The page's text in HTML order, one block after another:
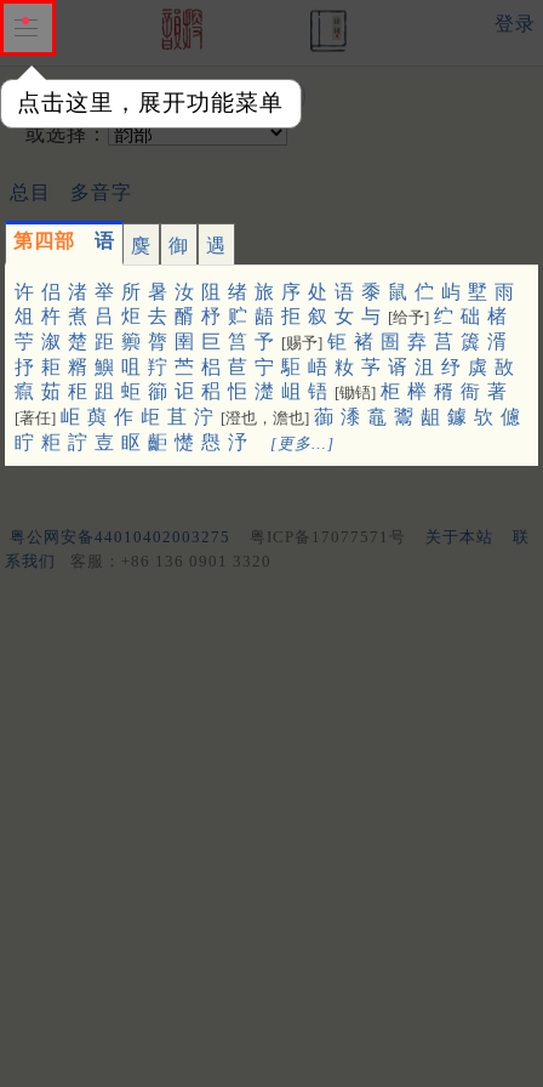
点击这里，展开功能菜单
登录
输入韵字：
或选择：
总目 多音字
第四部 语 麌 御 遇
许 侣 渚 举 所 暑 汝 阻 绪 旅 序 处 语 黍 鼠 伫 屿 墅 雨
俎 杵 煮 吕 炬 去 醑 杼 贮 龉 拒 叙 女 与 [给予] 纻 础 楮
苧 溆 楚 距 籞 膂 圉 巨 筥 予 [赐予] 钜 褚 圄 弆 莒 簴 湑
抒 耟 糈 鱮 咀 羜 苎 梠 苣 宁 駏 峿 籹 芧 谞 沮 纾 虡 敔
癙 茹 秬 跙 蚷 篽 讵 稆 怇 濋 岨 铻 [锄铻] 柜 榉 稰 衙 著
[著任] 岠 藇 作 歫 苴 泞 [澄也，澹也] 蓹 潻 鼁 䰞 龃 鐻 欤 儢
眝 粔 詝 壴 眍 䶙 憷 㦛 汿 [更多…]
粤公网安备44010402003275 粤ICP备17077571号 关于本站
联
系我们
客服：+86 136 0901 3320